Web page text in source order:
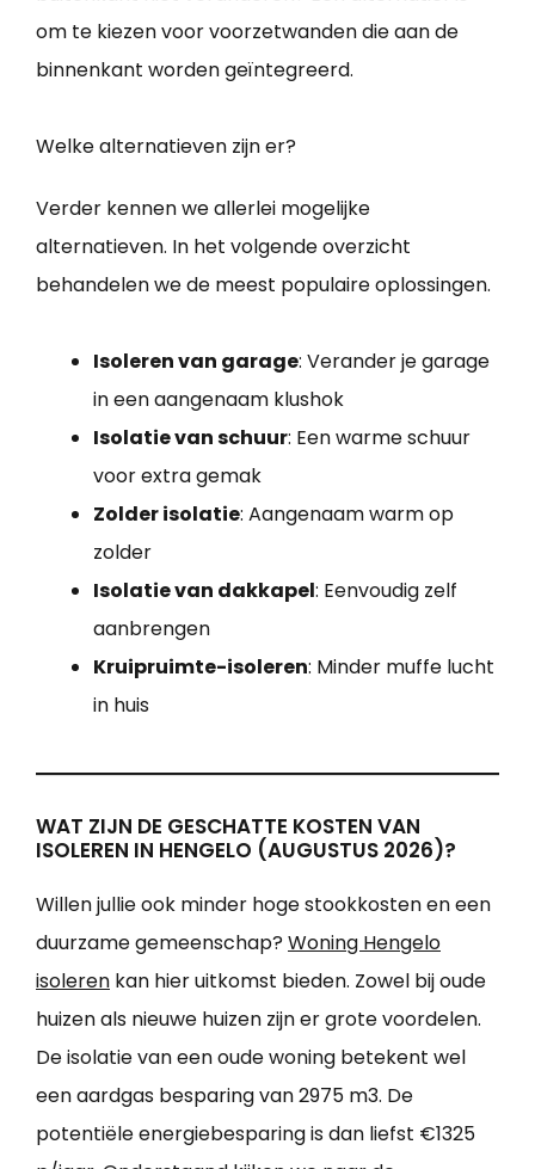
om te kiezen voor voorzetwanden die aan de
binnenkant worden geïntegreerd.
Welke alternatieven zijn er?
Verder kennen we allerlei mogelijke
alternatieven. In het volgende overzicht
behandelen we de meest populaire oplossingen.
Isoleren van garage: Verander je garage
in een aangenaam klushok
Isolatie van schuur: Een warme schuur
voor extra gemak
Zolder isolatie: Aangenaam warm op
zolder
Isolatie van dakkapel: Eenvoudig zelf
aanbrengen
Kruipruimte-isoleren: Minder muffe lucht
in huis
WAT ZIJN DE GESCHATTE KOSTEN VAN
ISOLEREN IN HENGELO (AUGUSTUS 2026)?
Willen jullie ook minder hoge stookkosten en een
duurzame gemeenschap? Woning Hengelo
isoleren kan hier uitkomst bieden. Zowel bij oude
huizen als nieuwe huizen zijn er grote voordelen.
De isolatie van een oude woning betekent wel
een aardgas besparing van 2975 m3. De
potentiële energiebesparing is dan liefst €1325